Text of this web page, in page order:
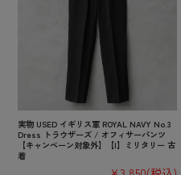
実物 USED イギリス軍 ROYAL NAVY No.3
Dress トラウザーズ / オフィサーパンツ
【キャンペーン対象外】【I】ミリタリー 古
着